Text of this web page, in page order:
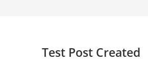
Test Post Created